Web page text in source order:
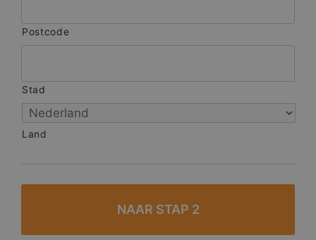
Postcode
Stad
Land